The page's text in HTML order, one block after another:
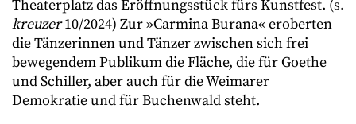
Theaterplatz das Eröffnungsstück fürs Kunstfest. (s.
kreuzer10/2024) Zur »Carmina Burana« eroberten
die Tänzerinnen und Tänzer zwischen sich frei
bewegendem Publikum die Fläche, die für Goethe
und Schiller, aber auch für die Weimarer
Demokratie und für Buchenwald steht.